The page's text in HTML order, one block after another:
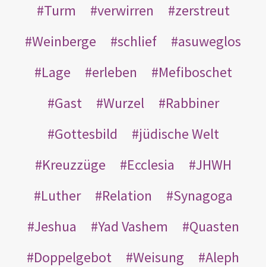
Turm
verwirren
zerstreut
Weinberge
schlief
asuweglos
Lage
erleben
Mefiboschet
Gast
Wurzel
Rabbiner
Gottesbild
jüdische Welt
Kreuzzüge
Ecclesia
JHWH
Luther
Relation
Synagoga
Jeshua
Yad Vashem
Quasten
Doppelgebot
Weisung
Aleph